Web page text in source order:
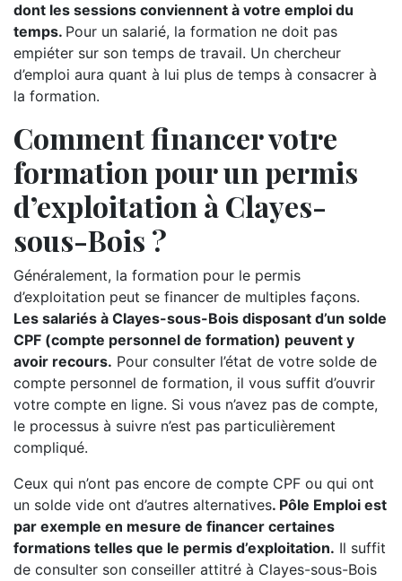
dont les sessions conviennent à votre emploi du
temps. Pour un salarié, la formation ne doit pas
empiéter sur son temps de travail. Un chercheur
d’emploi aura quant à lui plus de temps à consacrer à
la formation.
Comment financer votre
formation pour un permis
d’exploitation à Clayes-
sous-Bois ?
Généralement, la formation pour le permis
d’exploitation peut se financer de multiples façons.
Les salariés à Clayes-sous-Bois disposant d’un solde
CPF (compte personnel de formation) peuvent y
avoir recours. Pour consulter l’état de votre solde de
compte personnel de formation, il vous suffit d’ouvrir
votre compte en ligne. Si vous n’avez pas de compte,
le processus à suivre n’est pas particulièrement
compliqué.
Ceux qui n’ont pas encore de compte CPF ou qui ont
un solde vide ont d’autres alternatives. Pôle Emploi est
par exemple en mesure de financer certaines
formations telles que le permis d’exploitation. Il suffit
de consulter son conseiller attitré à Clayes-sous-Bois